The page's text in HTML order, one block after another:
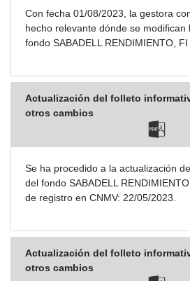
Con fecha 01/08/2023, la gestora
hecho relevante dónde se modifican
fondo SABADELL RENDIMIENTO, FI
Actualización del folleto
otros cambios
Se ha procedido a la actualización
del fondo SABADELL
de registro en CNMV: 22/05/2023.
Actualización del folleto
otros cambios